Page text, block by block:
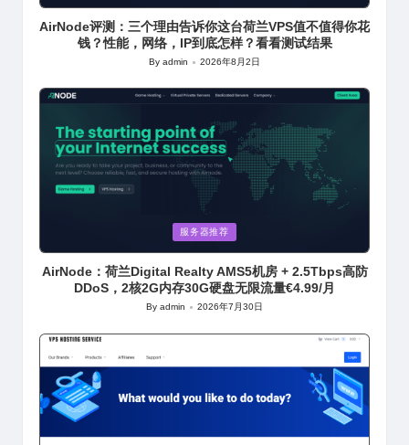
in
AirNode评测：三个理由告诉你这台荷兰VPS值不值得你花
钱？性能，网络，IP到底怎样？看看测试结果
Posted
Byadmin 2026年8月2日
in
服务器推荐
AirNode：荷兰Digital Realty AMS5机房 + 2.5Tbps高防
DDoS，2核2G内存30G硬盘无限流量€4.99/月
Posted
Byadmin 2026年7月30日